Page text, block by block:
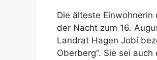
Die älteste
der Nacht zum 16.
Landrat Hagen Jobi
Oberberg“. Sie sei